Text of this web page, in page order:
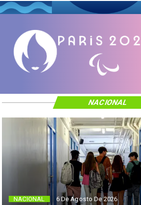
NACIONAL 6 De Agosto De 2026
NACIONAL